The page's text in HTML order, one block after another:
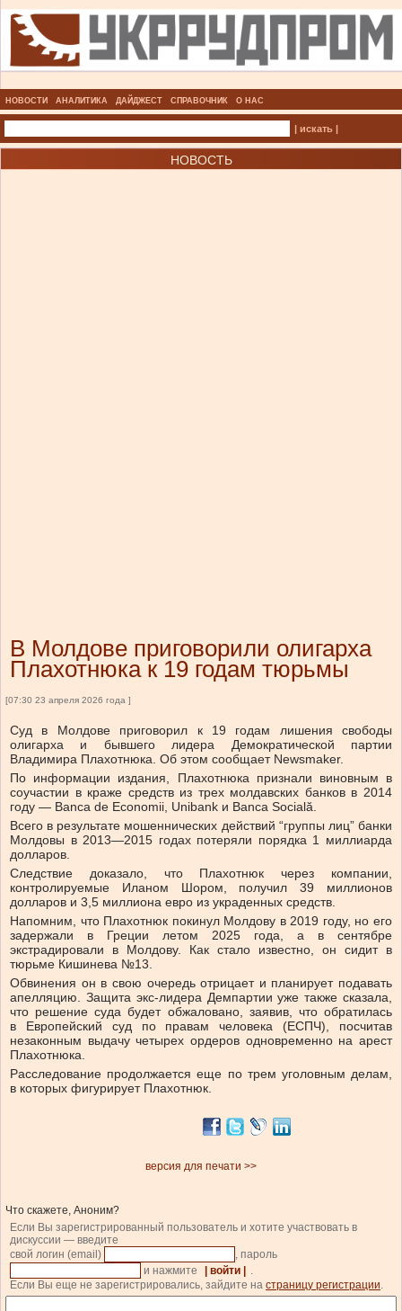
НОВОСТИ АНАЛИТИКА ДАЙДЖЕСТ СПРАВОЧНИК О НАС
| искать |
НОВОСТЬ
В Молдове приговорили олигарха
Плахотнюка к 19 годам тюрьмы
[07:30 23 апреля 2026 года ]
Суд в Молдове приговорил к 19 годам лишения свободы
олигарха и бывшего лидера Демократической партии
Владимира Плахотнюка. Об этом сообщает Newsmaker.
По информации издания, Плахотнюка признали виновным в
соучастии в краже средств из трех молдавских банков в 2014
году — Banca de Economii, Unibank и Banca Socială.
Всего в результате мошеннических действий “группы лиц” банки
Молдовы в 2013—2015 годах потеряли порядка 1 миллиарда
долларов.
Следствие доказало, что Плахотнюк через компании,
контролируемые Иланом Шором, получил 39 миллионов
долларов и 3,5 миллиона евро из украденных средств.
Напомним, что Плахотнюк покинул Молдову в 2019 году, но его
задержали в Греции летом 2025 года, а в сентябре
экстрадировали в Молдову. Как стало известно, он сидит в
тюрьме Кишинева №13.
Обвинения он в свою очередь отрицает и планирует подавать
апелляцию. Защита экс-лидера Демпартии уже также сказала,
что решение суда будет обжаловано, заявив, что обратилась
в Европейский суд по правам человека (ЕСПЧ), посчитав
незаконным выдачу четырех ордеров одновременно на арест
Плахотнюка.
Расследование продолжается еще по трем уголовным делам,
в которых фигурирует Плахотнюк.
версия для печати >>
Что скажете, Аноним?
Если Вы зарегистрированный пользователь и хотите участвовать в
дискуссии — введите
свой логин (email)
, пароль
и нажмите
| войти |
.
Если Вы еще не зарегистрировались, зайдите на страницу регистрации.